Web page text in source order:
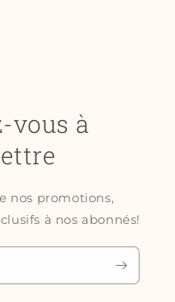
vous à
nos promotions,
à nos abonnés!